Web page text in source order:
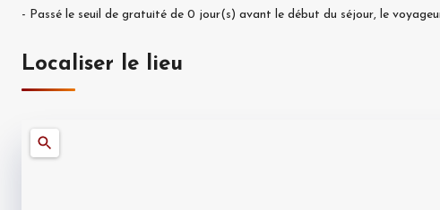
- Passé le seuil de gratuité de 0 jour(s) avant le début du séjour, le
Localiser le lieu